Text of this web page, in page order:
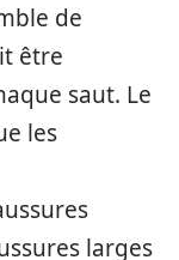
de
être
saut. Le
les
larges